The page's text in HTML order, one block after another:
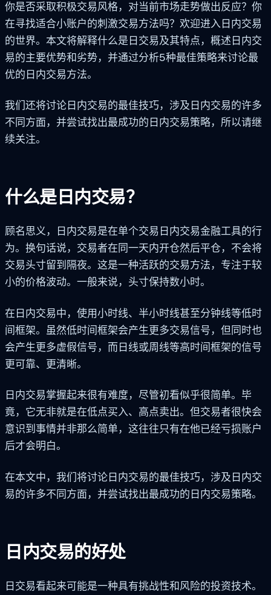
你是否采取积极交易风格，对当前市场走势做出反应？你
在寻找适合小账户的刺激交易方法吗？欢迎进入日内交易
的世界。本文将解释什么是日交易及其特点，概述日内交
易的主要优势和劣势，并通过分析5种最佳策略来讨论最
优的日内交易方法。
我们还将讨论日内交易的最佳技巧，涉及日内交易的许多
不同方面，并尝试找出最成功的日内交易策略，所以请继
续关注。
什么是日内交易？
顾名思义，日内交易是在单个交易日内交易金融工具的行
为。换句话说，交易者在同一天内开仓然后平仓，不会将
交易头寸留到隔夜。这是一种活跃的交易方法，专注于较
小的价格波动。一般来说，头寸保持数小时。
在日内交易中，使用小时线、半小时线甚至分钟线等低时
间框架。虽然低时间框架会产生更多交易信号，但同时也
会产生更多虚假信号，而日线或周线等高时间框架的信号
更可靠、更清晰。
日内交易掌握起来很有难度，尽管初看似乎很简单。毕
竟，它无非就是在低点买入、高点卖出。但交易者很快会
意识到事情并非那么简单，这往往只有在他已经亏损账户
后才会明白。
在本文中，我们将讨论日内交易的最佳技巧，涉及日内交
易的许多不同方面，并尝试找出最成功的日内交易策略。
日内交易的好处
日交易看起来可能是一种具有挑战性和风险的投资技术。